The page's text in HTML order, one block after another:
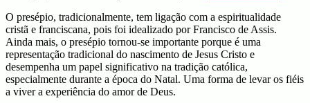
O presépio, tradicionalmente, tem ligação com a espiritualidade
cristã e franciscana, pois foi idealizado por Francisco de Assis.
Ainda mais, o presépio tornou-se importante porque é uma
representação tradicional do nascimento de Jesus Cristo e
desempenha um papel significativo na tradição católica,
especialmente durante a época do Natal. Uma forma de levar os fiéis
a viver a experiência do amor de Deus.